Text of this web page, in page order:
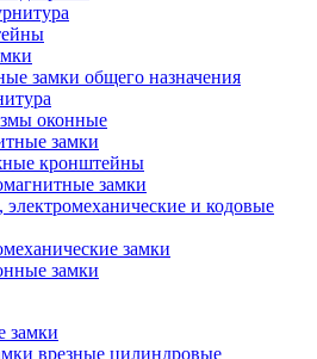
замки общего назначения
оконные
замки
кронштейны
замки
и кодовые
замки
замки
замки
врезные цилиндровые